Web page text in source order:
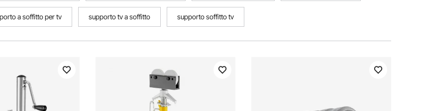
a soffitto per tv supporto tv a soffitto supporto soffitto tv